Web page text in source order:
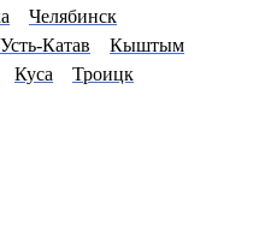
Челябинск
Усть-Катав
Кыштым
Куса Троицк